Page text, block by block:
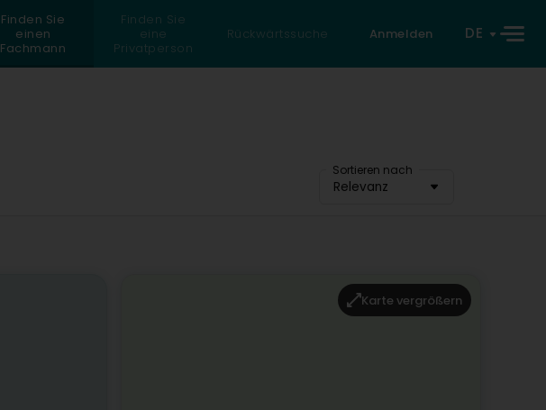
Finden Sie
einen
Fachmann
Finden Sie
eine
Privatperson
Rückwärtssuche Anmelden DE
Sortieren nach
Relevanz
Karte vergrößern